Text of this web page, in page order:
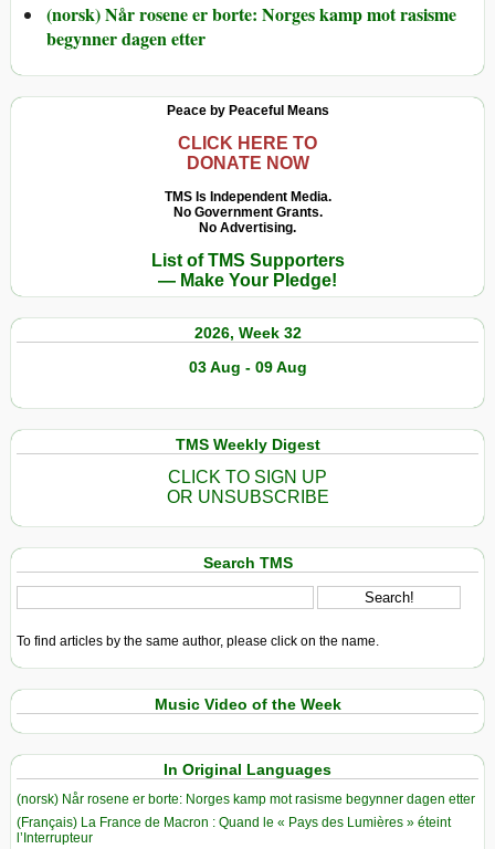
(norsk) Når rosene er borte: Norges kamp mot rasisme
begynner dagen etter
Peace by Peaceful Means
CLICK HERE TO
DONATE NOW
TMS Is Independent Media.
No Government Grants.
No Advertising.
List of TMS Supporters
— Make Your Pledge!
2026, Week 32
03 Aug - 09 Aug
TMS Weekly Digest
CLICK TO SIGN UP
OR UNSUBSCRIBE
Search TMS
To find articles by the same author, please click on the name.
Music Video of the Week
In Original Languages
(norsk) Når rosene er borte: Norges kamp mot rasisme begynner dagen etter
(Français) La France de Macron : Quand le « Pays des Lumières » éteint
l’Interrupteur